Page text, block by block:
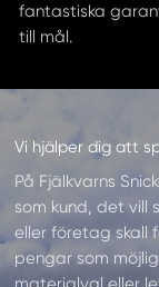
fantastiska
till mål.
Vi hjälper dig att
På Fjälkvarns
som kund, det
eller företag
pengar som